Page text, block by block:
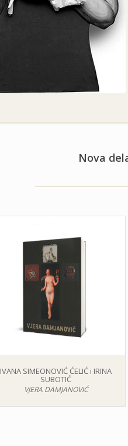
Nova
IVANA SIMEONOVIĆ ĆELIĆ i IRINA
SUBOTIĆ
VJERA DAMJANOVIĆ